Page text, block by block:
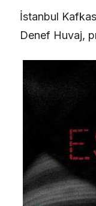
İstanbul
Denef Huvaj,